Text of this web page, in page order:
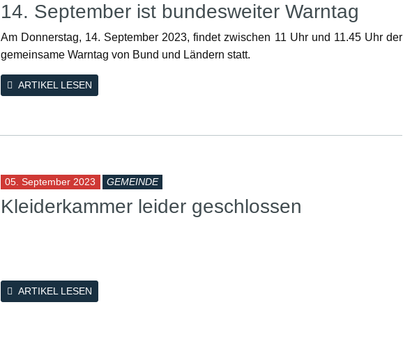
14. September ist bundesweiter Warntag
Am Donnerstag, 14. September 2023, findet zwischen 11 Uhr und 11.45 Uhr der
gemeinsame Warntag von Bund und Ländern statt.
ARTIKEL LESEN
05. September 2023 GEMEINDE
Kleiderkammer leider geschlossen
ARTIKEL LESEN